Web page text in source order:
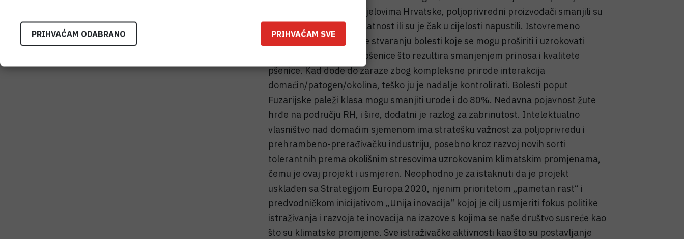
svojstava tla u nekim dijelovima Hrvatske, poljoprivredni proizvođači smanjili su
svoju oljoprivrednu djelatnost ili su je čak u cijelosti napustili. Istovremeno
okolišni uvjeti doprinose stvaranju bolesti koje se mogu proširiti i uzrokovati
epidemije na usjevima pšenice što rezultira smanjenjem prinosa i kvalitete
pšenice. Kad dođe do zaraze zbog kompleksne prirode interakcija
domaćin/patogen/okolina, teško ju je nadalje kontrolirati. Bolesti poput
Fuzarijske paleži klasa mogu smanjiti urode i do 80%. Nedavna pojavnost žute
hrđe na području RH, i šire, dodatni je razlog za zabrinutost. Intelektualno
vlasništvo nad domaćim sjemenom ima stratešku važnost za poljoprivredu i
prehrambeno-prerađivačku industriju, posebno kroz razvoj novih sorti
tolerantnih prema okolišnim stresovima uzrokovanim klimatskim promjenama,
čemu je ovaj projekt i usmjeren. Neophodno je za istaknuti da je projekt
usklađen sa Strategijom Europa 2020, njenim prioritetom „pametan rast“ i
predvodničkom inicijativom „Unija inovacija“ kojoj je cilj usmjeriti fokus politike
istraživanja i razvoja te inovacija na izazove s kojima se naše društvo susreće kao
što su klimatske promjene. Sve istraživačke aktivnosti kao što su postavljanje
PRIHVAĆAM ODABRANO PRIHVAĆAM SVE